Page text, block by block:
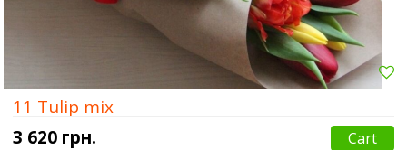
11 Tulip mix
3 620 грн.
Cart